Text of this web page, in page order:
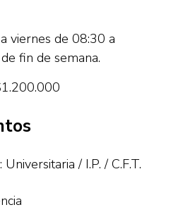
viernes de 08:30 a
fin de semana.
/ I.P. / C.F.T.